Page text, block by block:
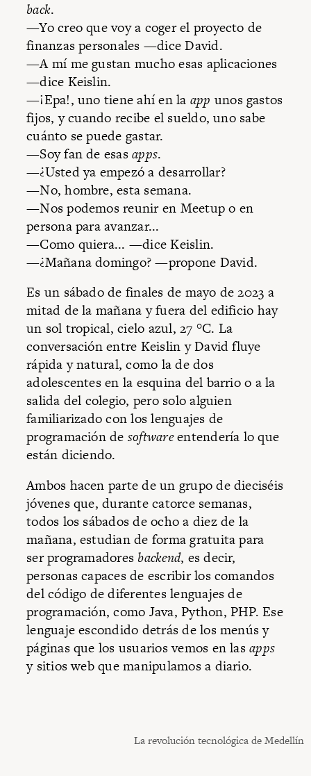
back.
—Yo creo que voy a coger el proyecto de
finanzas personales —dice David.
—A mí me gustan mucho esas aplicaciones
—dice Keislin.
—¡Epa!, uno tiene ahí en la app unos gastos
fijos, y cuando recibe el sueldo, uno sabe
cuánto se puede gastar.
—Soy fan de esasapps.
—¿Usted ya empezó a desarrollar?
—No, hombre, esta semana.
—Nos podemos reunir en Meetup o en
persona para avanzar...
—Como quiera... —dice Keislin.
—¿Mañana domingo? —propone David.
Es un sábado de finales de mayo de 2023 a
mitad de la mañana y fuera del edificio hay
un sol tropical, cielo azul, 27 °C. La
conversación entre Keislin y David fluye
rápida y natural, como la de dos
adolescentes en la esquina del barrio o a la
salida del colegio, pero solo alguien
familiarizado con los lenguajes de
programación de softwareentendería lo que
están diciendo.
Ambos hacen parte de un grupo de dieciséis
jóvenes que, durante catorce semanas,
todos los sábados de ocho a diez de la
mañana, estudian de forma gratuita para
ser programadoresbackend, es decir,
personas capaces de escribir los comandos
del código de diferentes lenguajes de
programación, como Java, Python, PHP. Ese
lenguaje escondido detrás de los menús y
páginas que los usuarios vemos en lasapps
y sitios web que manipulamos a diario.
La revolución tecnológica de Medellín